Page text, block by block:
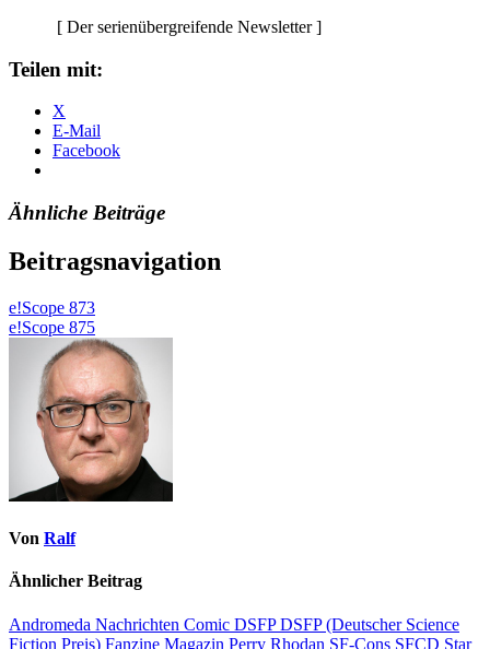
[ Der serienübergreifende Newsletter ]
Teilen mit:
X
E-Mail
Facebook
Ähnliche Beiträge
Beitragsnavigation
e!Scope 873
e!Scope 875
Von Ralf
Ähnlicher Beitrag
Andromeda Nachrichten Comic DSFPDSFP (Deutscher Science
Fiction Preis) Fanzine Magazin Perry Rhodan SF-Cons SFCD Star